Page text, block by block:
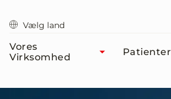
Vælg land
Vores
Virksomhed
Patienter